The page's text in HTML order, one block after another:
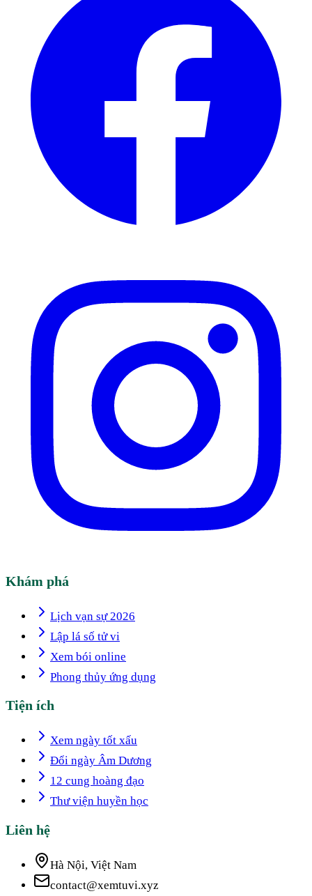
Khám phá
Lịch vạn sự 2026
Lập lá số tử vi
Xem bói online
Phong thủy ứng dụng
Tiện ích
Xem ngày tốt xấu
Đổi ngày Âm Dương
12 cung hoàng đạo
Thư viện huyền học
Liên hệ
Hà Nội, Việt Nam
contact@xemtuvi.xyz